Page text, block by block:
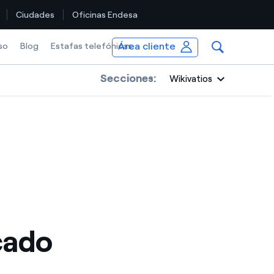
Ciudades Oficinas Endesa
Blog Estafas telefónicasÁrea cliente
Secciones: Wikivatios